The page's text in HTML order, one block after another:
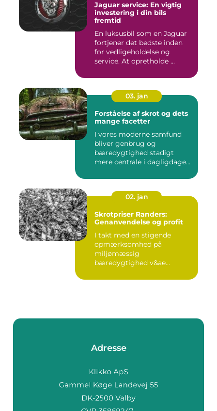
Jaguar service: En vigtig
investering i din bils
fremtid
En luksusbil som en Jaguar
fortjener det bedste inden
for vedligeholdelse og
service. At opretholde ...
03. jan
Forståelse af skrot og dets
mange facetter
I vores moderne samfund
bliver genbrug og
bæredygtighed stadigt
mere centrale i dagligdagen.
02. jan
Skrotpriser Randers:
Genanvendelse og profit
I takt med en stigende
opmærksomhed på
miljømæssig
bæredygtighed v&ae...
Adresse